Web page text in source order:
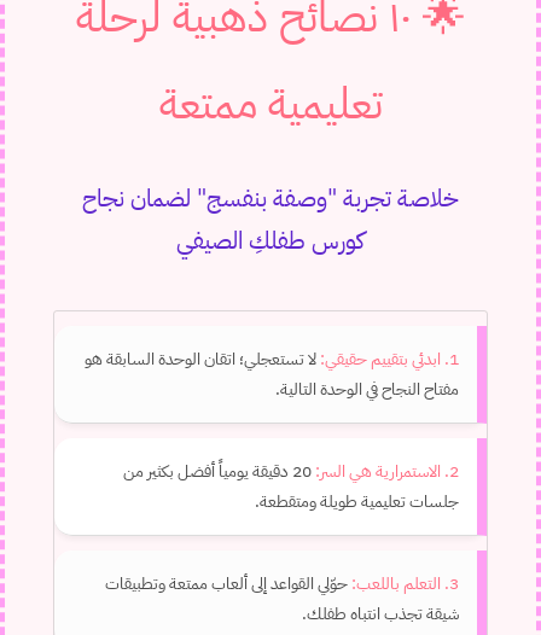
🌟 ١٠ نصائح ذهبية لرحلة
تعليمية ممتعة
خلاصة تجربة "وصفة بنفسج" لضمان نجاح
كورس طفلكِ الصيفي
1. ابدئي بتقييم حقيقي:
لا تستعجلي؛ اتقان الوحدة السابقة هو
مفتاح النجاح في الوحدة التالية.
2. الاستمرارية هي السر:
20 دقيقة يومياً أفضل بكثير من
جلسات تعليمية طويلة ومتقطعة.
3. التعلم باللعب:
حوّلي القواعد إلى ألعاب ممتعة وتطبيقات
شيقة تجذب انتباه طفلك.